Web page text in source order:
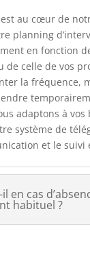
au cœur de
planning
en fonction
de celle de vos
la fréquence,
adaptons à vos
système de
et le suivi
en cas
habituel ?